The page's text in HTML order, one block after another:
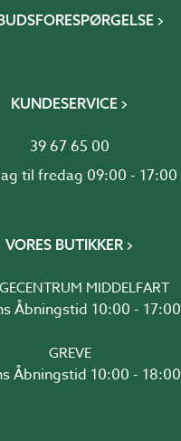
KUNDESERVICE
39 67 65 00
til fredag 09:00 - 17:00
VORES BUTIKKER
MIDDELFART
Åbningstid 10:00 - 17:00
GREVE
Åbningstid 10:00 - 18:00